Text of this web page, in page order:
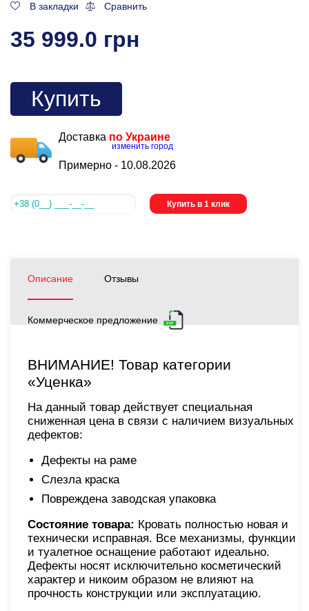
В закладки Сравнить
35 999.0 грн
Купить
Доставка по Украине
изменить город
Примерно - 10.08.2026
Купить в 1 клик
Описание Отзывы
Коммерческое предложение
ВНИМАНИЕ! Товар категории
«Уценка»
На данный товар действует специальная
сниженная цена в связи с наличием визуальных
дефектов:
Дефекты на раме
Слезла краска
Повреждена заводская упаковка
Состояние товара: Кровать полностью новая и
технически исправная. Все механизмы, функции
и туалетное оснащение работают идеально.
Дефекты носят исключительно косметический
характер и никоим образом не влияют на
прочность конструкции или эксплуатацию.